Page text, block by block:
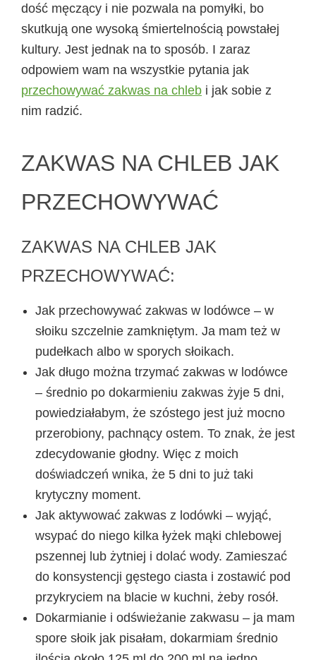
dość męczący i nie pozwala na pomyłki, bo
skutkują one wysoką śmiertelnością powstałej
kultury. Jest jednak na to sposób. I zaraz
odpowiem wam na wszystkie pytania jak
przechowywać zakwas na chleb i jak sobie z
nim radzić.
ZAKWAS NA CHLEB JAK
PRZECHOWYWAĆ
ZAKWAS NA CHLEB JAK
PRZECHOWYWAĆ:
Jak przechowywać zakwas w lodówce – w
słoiku szczelnie zamkniętym. Ja mam też w
pudełkach albo w sporych słoikach.
Jak długo można trzymać zakwas w lodówce
– średnio po dokarmieniu zakwas żyje 5 dni,
powiedziałabym, że szóstego jest już mocno
przerobiony, pachnący ostem. To znak, że jest
zdecydowanie głodny. Więc z moich
doświadczeń wnika, że 5 dni to już taki
krytyczny moment.
Jak aktywować zakwas z lodówki – wyjąć,
wsypać do niego kilka łyżek mąki chlebowej
pszennej lub żytniej i dolać wody. Zamieszać
do konsystencji gęstego ciasta i zostawić pod
przykryciem na blacie w kuchni, żeby rosół.
Dokarmianie i odświeżanie zakwasu – ja mam
spore słoik jak pisałam, dokarmiam średnio